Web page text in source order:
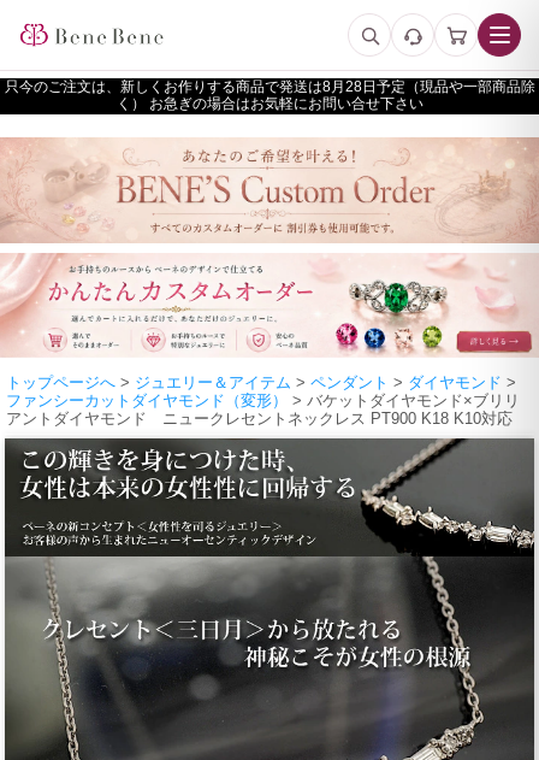
只今のご注文は、新しくお作りする商品で発送は
予定（現品や一部商品除
く） お急ぎの場合はお気軽にお問い合せ下さい
トップページへ > ジュエリー＆アイテム > ペンダント > ダイヤモンド >
ファンシーカットダイヤモンド（変形）
> バケットダイヤモンド×ブリリ
アントダイヤモンド ニュークレセントネックレス PT900 K18 K10対応